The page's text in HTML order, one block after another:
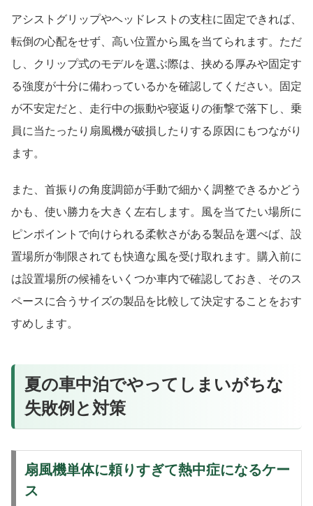
アシストグリップやヘッドレストの支柱に固定できれば、
転倒の心配をせず、高い位置から風を当てられます。ただ
し、クリップ式のモデルを選ぶ際は、挟める厚みや固定す
る強度が十分に備わっているかを確認してください。固定
が不安定だと、走行中の振動や寝返りの衝撃で落下し、乗
員に当たったり扇風機が破損したりする原因にもつながり
ます。
また、首振りの角度調節が手動で細かく調整できるかどう
かも、使い勝力を大きく左右します。風を当てたい場所に
ピンポイントで向けられる柔軟さがある製品を選べば、設
置場所が制限されても快適な風を受け取れます。購入前に
は設置場所の候補をいくつか車内で確認しておき、そのス
ペースに合うサイズの製品を比較して決定することをおす
すめします。
夏の車中泊でやってしまいがちな
失敗例と対策
扇風機単体に頼りすぎて熱中症になるケー
ス